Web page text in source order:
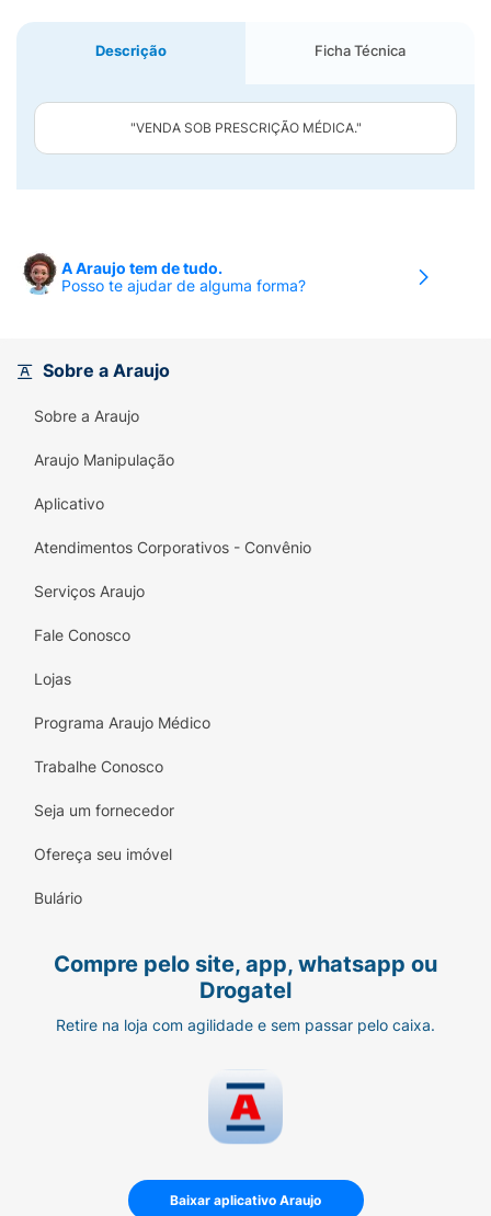
Descrição Ficha Técnica
"VENDA SOB PRESCRIÇÃO MÉDICA."
A Araujo tem de tudo.
Posso te ajudar de alguma forma?
Sobre a Araujo
Sobre a Araujo
Araujo Manipulação
Aplicativo
Atendimentos Corporativos - Convênio
Serviços Araujo
Fale Conosco
Lojas
Programa Araujo Médico
Trabalhe Conosco
Seja um fornecedor
Ofereça seu imóvel
Bulário
Compre pelo site, app, whatsapp ou
Drogatel
Retire na loja com agilidade e sem passar pelo caixa.
Baixar aplicativo Araujo